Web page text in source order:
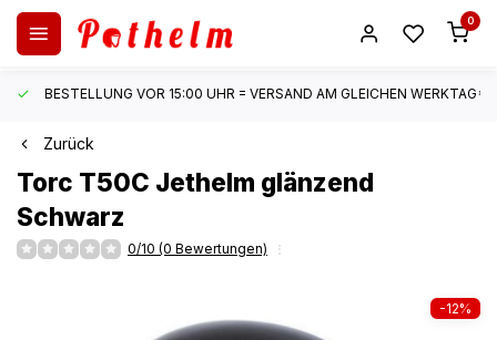
0
BESTELLUNG VOR 15:00 UHR = VERSAND AM GLEICHEN WERKTAG*
Zurück
Torc T50C Jethelm glänzend
Schwarz
0/10 (0 Bewertungen)
-12%